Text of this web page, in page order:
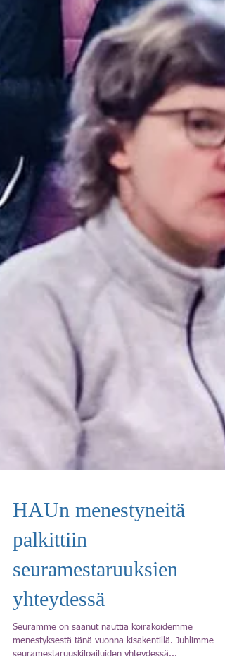
HAUn menestyneitä
palkittiin
seuramestaruuksien
yhteydessä